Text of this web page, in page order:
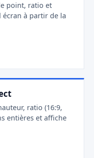
point, ratio et
à partir de la
ratio (16:9,
entières et affiche